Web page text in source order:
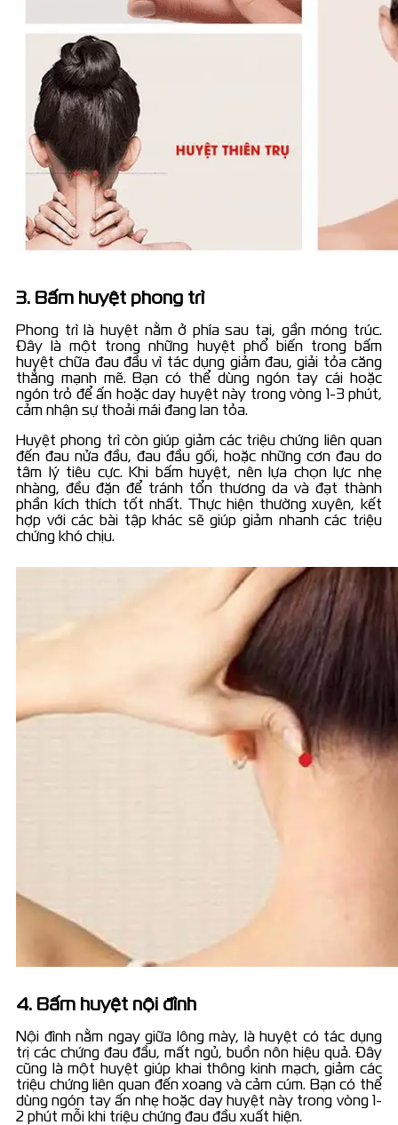
3. Bấm huyệt phong trì
Phong trì là huyệt nằm ở phía sau tai, gần móng trúc.
Đây là một trong những huyệt phổ biến trong bấm
huyệt chữa đau đầu vì tác dụng giảm đau, giải tỏa căng
thẳng mạnh mẽ. Bạn có thể dùng ngón tay cái hoặc
ngón trỏ để ấn hoặc day huyệt này trong vòng 1-3 phút,
cảm nhận sự thoải mái đang lan tỏa.
Huyệt phong trì còn giúp giảm các triệu chứng liên quan
đến đau nửa đầu, đau đầu gối, hoặc những cơn đau do
tâm lý tiêu cực. Khi bấm huyệt, nên lựa chọn lực nhẹ
nhàng, đều đặn để tránh tổn thương da và đạt thành
phần kích thích tốt nhất. Thực hiện thường xuyên, kết
hợp với các bài tập khác sẽ giúp giảm nhanh các triệu
chứng khó chịu.
4. Bấm huyệt nội đình
Nội đình nằm ngay giữa lông mày, là huyệt có tác dụng
trị các chứng đau đầu, mất ngủ, buồn nôn hiệu quả. Đây
cũng là một huyệt giúp khai thông kinh mạch, giảm các
triệu chứng liên quan đến xoang và cảm cúm. Bạn có thể
dùng ngón tay ấn nhẹ hoặc day huyệt này trong vòng 1-
2 phút mỗi khi triệu chứng đau đầu xuất hiện.